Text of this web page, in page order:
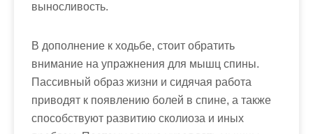
выносливость.
В дополнение к ходьбе, стоит обратить
внимание на упражнения для мышц спины.
Пассивный образ жизни и сидячая работа
приводят к появлению болей в спине, а также
способствуют развитию сколиоза и иных